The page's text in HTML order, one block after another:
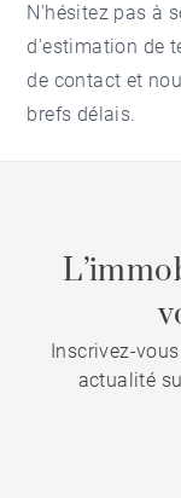
N'hésitez pas à
d'estimation de
de contact et
brefs délais.
Inscrivez-
actualité